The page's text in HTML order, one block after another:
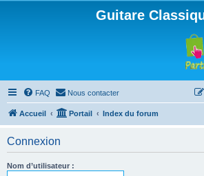
Guitare
FAQ Nous contacter
Accueil Portail Index du forum
Connexion
Nom d’utilisateur :